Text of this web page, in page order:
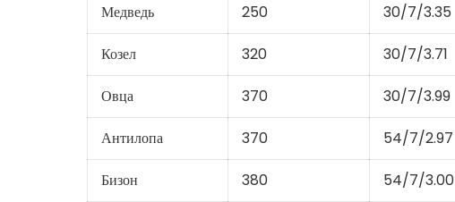
Медведь 250 30/7/3.35
Козел 320 30/7/3.71
Овца 370 30/7/3.99
Антилопа 370 54/7/2.97
Бизон 380 54/7/3.00